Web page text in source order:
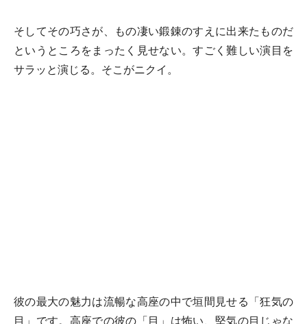
そしてその巧さが、もの凄い鍛錬のすえに出来たものだ
というところをまったく見せない。すごく難しい演目を
サラッと演じる。そこがニクイ。
彼の最大の魅力は流暢な高座の中で垣間見せる「狂気の
目」です。高座での彼の「目」は怖い、堅気の目じゃな